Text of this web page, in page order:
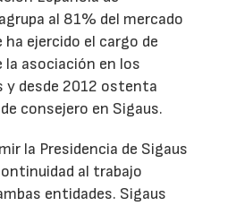
al 81% del mercado
ha ejercido el cargo de
la asociación en los
y desde 2012 ostenta
consejero en Sigaus.
la Presidencia de Sigaus
al trabajo
entidades. Sigaus